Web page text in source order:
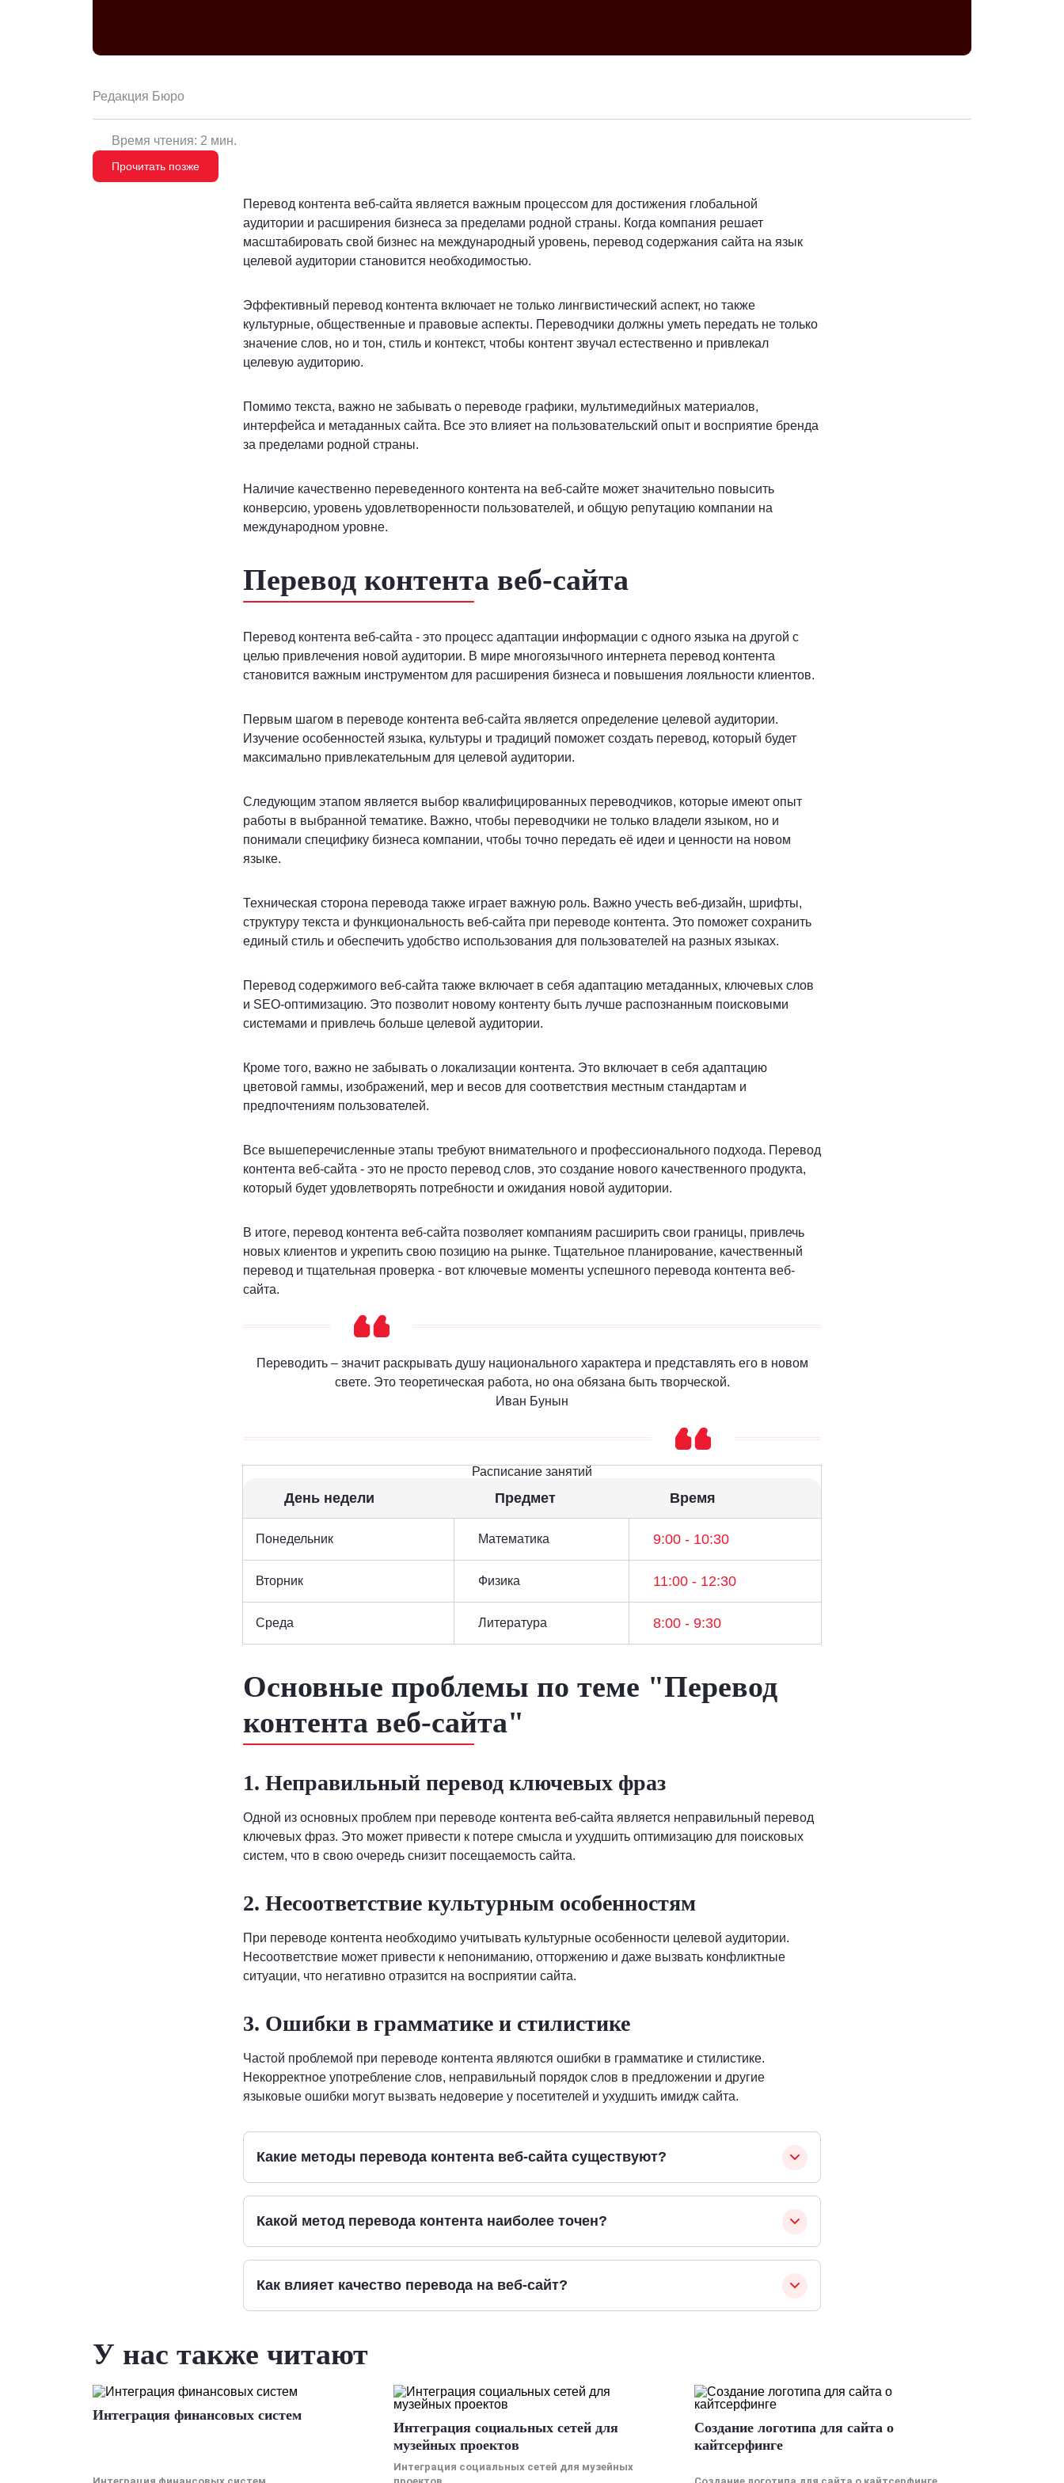
Редакция Бюро
Время чтения: 2 мин.
Прочитать позже
Перевод контента веб-сайта является важным процессом для достижения глобальной
аудитории и расширения бизнеса за пределами родной страны. Когда компания решает
масштабировать свой бизнес на международный уровень, перевод содержания сайта на язык
целевой аудитории становится необходимостью.
Эффективный перевод контента включает не только лингвистический аспект, но также
культурные, общественные и правовые аспекты. Переводчики должны уметь передать не только
значение слов, но и тон, стиль и контекст, чтобы контент звучал естественно и привлекал
целевую аудиторию.
Помимо текста, важно не забывать о переводе графики, мультимедийных материалов,
интерфейса и метаданных сайта. Все это влияет на пользовательский опыт и восприятие бренда
за пределами родной страны.
Наличие качественно переведенного контента на веб-сайте может значительно повысить
конверсию, уровень удовлетворенности пользователей, и общую репутацию компании на
международном уровне.
Перевод контента веб-сайта
Перевод контента веб-сайта - это процесс адаптации информации с одного языка на другой с
целью привлечения новой аудитории. В мире многоязычного интернета перевод контента
становится важным инструментом для расширения бизнеса и повышения лояльности клиентов.
Первым шагом в переводе контента веб-сайта является определение целевой аудитории.
Изучение особенностей языка, культуры и традиций поможет создать перевод, который будет
максимально привлекательным для целевой аудитории.
Следующим этапом является выбор квалифицированных переводчиков, которые имеют опыт
работы в выбранной тематике. Важно, чтобы переводчики не только владели языком, но и
понимали специфику бизнеса компании, чтобы точно передать её идеи и ценности на новом
языке.
Техническая сторона перевода также играет важную роль. Важно учесть веб-дизайн, шрифты,
структуру текста и функциональность веб-сайта при переводе контента. Это поможет сохранить
единый стиль и обеспечить удобство использования для пользователей на разных языках.
Перевод содержимого веб-сайта также включает в себя адаптацию метаданных, ключевых слов
и SEO-оптимизацию. Это позволит новому контенту быть лучше распознанным поисковыми
системами и привлечь больше целевой аудитории.
Кроме того, важно не забывать о локализации контента. Это включает в себя адаптацию
цветовой гаммы, изображений, мер и весов для соответствия местным стандартам и
предпочтениям пользователей.
Все вышеперечисленные этапы требуют внимательного и профессионального подхода. Перевод
контента веб-сайта - это не просто перевод слов, это создание нового качественного продукта,
который будет удовлетворять потребности и ожидания новой аудитории.
В итоге, перевод контента веб-сайта позволяет компаниям расширить свои границы, привлечь
новых клиентов и укрепить свою позицию на рынке. Тщательное планирование, качественный
перевод и тщательная проверка - вот ключевые моменты успешного перевода контента веб-
сайта.
Переводить – значит раскрывать душу национального характера и представлять его в новом
свете. Это теоретическая работа, но она обязана быть творческой.
Иван Бунын
Расписание занятий
День недели Предмет Время
Понедельник Математика 9:00 - 10:30
Вторник Физика 11:00 - 12:30
Среда Литература 8:00 - 9:30
Основные проблемы по теме "Перевод
контента веб-сайта"
1. Неправильный перевод ключевых фраз
Одной из основных проблем при переводе контента веб-сайта является неправильный перевод
ключевых фраз. Это может привести к потере смысла и ухудшить оптимизацию для поисковых
систем, что в свою очередь снизит посещаемость сайта.
2. Несоответствие культурным особенностям
При переводе контента необходимо учитывать культурные особенности целевой аудитории.
Несоответствие может привести к непониманию, отторжению и даже вызвать конфликтные
ситуации, что негативно отразится на восприятии сайта.
3. Ошибки в грамматике и стилистике
Частой проблемой при переводе контента являются ошибки в грамматике и стилистике.
Некорректное употребление слов, неправильный порядок слов в предложении и другие
языковые ошибки могут вызвать недоверие у посетителей и ухудшить имидж сайта.
Какие методы перевода контента веб-сайта существуют?
Какой метод перевода контента наиболее точен?
Как влияет качество перевода на веб-сайт?
У нас также читают
Интеграция финансовых систем
Интеграция социальных сетей для
музейных проектов
Интеграция социальных сетей для музейных
Создание логотипа для сайта о
кайтсерфинге